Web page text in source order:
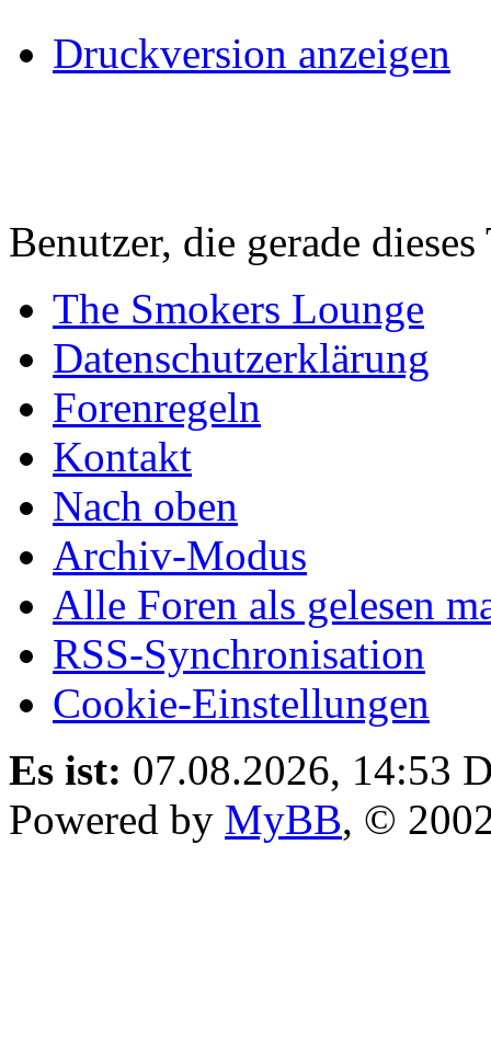
Druckversion anzeigen
Benutzer, die gerade
The Smokers Lounge
Datenschutzerklärung
Forenregeln
Kontakt
Nach oben
Archiv-Modus
Alle Foren als gelesen
RSS-Synchronisation
Cookie-Einstellungen
Es ist: 07.08.2026, 14:53
Powered by MyBB, ©